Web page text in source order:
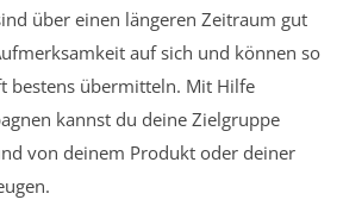
über einen längeren Zeitraum gut
auf sich und können so
bestens übermitteln. Mit Hilfe
kannst du deine Zielgruppe
von deinem Produkt oder deiner